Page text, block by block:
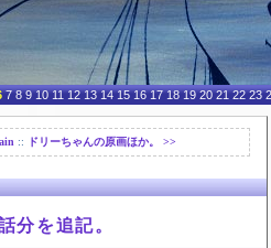
7 8 9 10 11 12 13 14 15 16 17 18 19 20 21 22 23
:: ドリーちゃんの原画ほか。 >>
分を追記。